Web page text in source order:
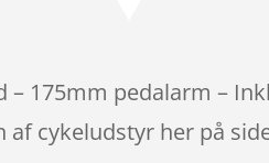
mmelser
– 175mm pedalarm –
cykeludstyr her på